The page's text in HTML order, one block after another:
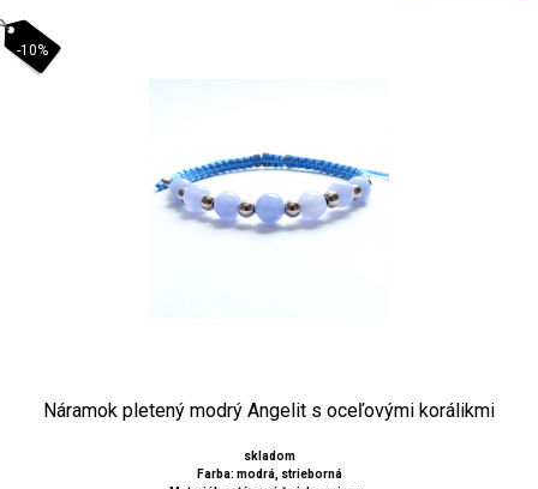
-10%
Náramok pletený modrý Angelit s oceľovými korálikmi
skladom
Farba: modrá, strieborná